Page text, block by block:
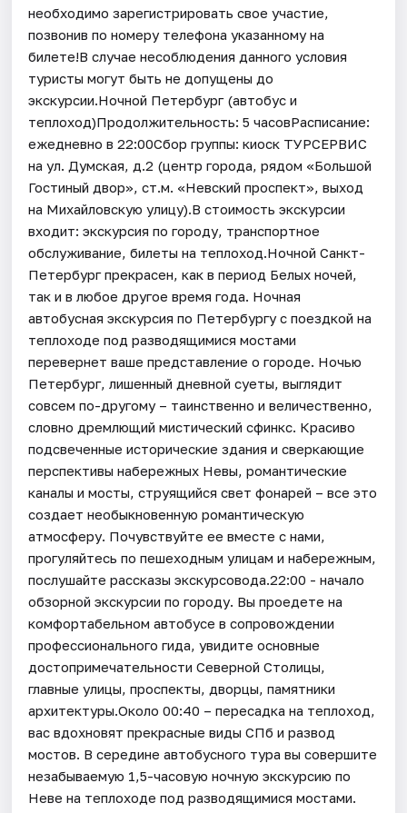
необходимо зарегистрировать свое участие,
позвонив по номеру телефона указанному на
билете!В случае несоблюдения данного условия
туристы могут быть не допущены до
экскурсии.Ночной Петербург (автобус и
теплоход)Продолжительность: 5 часовРасписание:
ежедневно в 22:00Сбор группы: киоск ТУРСЕРВИС
на ул. Думская, д.2 (центр города, рядом «Большой
Гостиный двор», ст.м. «Невский проспект», выход
на Михайловскую улицу).В стоимость экскурсии
входит: экскурсия по городу, транспортное
обслуживание, билеты на теплоход.Ночной Санкт-
Петербург прекрасен, как в период Белых ночей,
так и в любое другое время года. Ночная
автобусная экскурсия по Петербургу с поездкой на
теплоходе под разводящимися мостами
перевернет ваше представление о городе. Ночью
Петербург, лишенный дневной суеты, выглядит
совсем по-другому – таинственно и величественно,
словно дремлющий мистический сфинкс. Красиво
подсвеченные исторические здания и сверкающие
перспективы набережных Невы, романтические
каналы и мосты, струящийся свет фонарей – все это
создает необыкновенную романтическую
атмосферу. Почувствуйте ее вместе с нами,
прогуляйтесь по пешеходным улицам и набережным,
послушайте рассказы экскурсовода.22:00 - начало
обзорной экскурсии по городу. Вы проедете на
комфортабельном автобусе в сопровождении
профессионального гида, увидите основные
достопримечательности Северной Столицы,
главные улицы, проспекты, дворцы, памятники
архитектуры.Около 00:40 – пересадка на теплоход,
вас вдохновят прекрасные виды СПб и развод
мостов. В середине автобусного тура вы совершите
незабываемую 1,5-часовую ночную экскурсию по
Неве на теплоходе под разводящимися мостами.